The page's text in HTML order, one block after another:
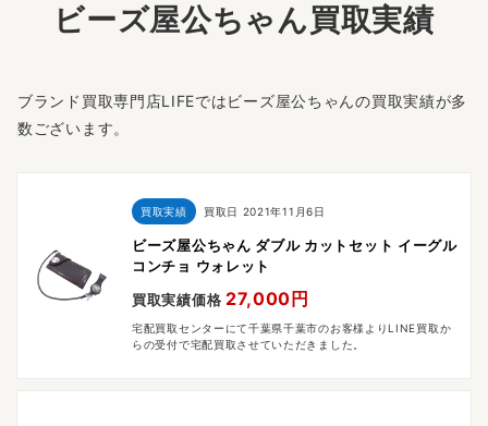
ビーズ屋公ちゃん買取実績
ブランド買取専門店LIFEではビーズ屋公ちゃんの買取実績が多
数ございます。
買取実績 買取日 2021年11月6日
ビーズ屋公ちゃん ダブル カットセット イーグル
コンチョ ウォレット
買取実績価格 27,000円
宅配買取センターにて千葉県千葉市のお客様よりLINE買取か
らの受付で宅配買取させていただきました。